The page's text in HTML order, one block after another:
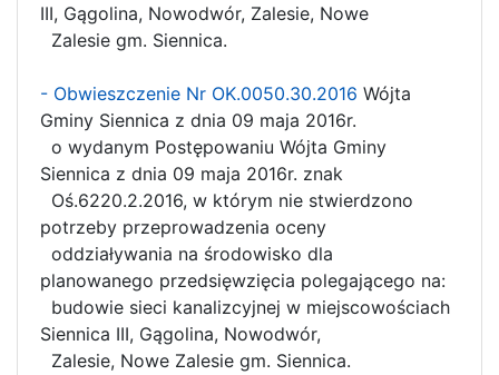
III, Gągolina, Nowodwór, Zalesie, Nowe
Zalesie gm. Siennica.
- Obwieszczenie Nr OK.0050.30.2016 Wójta
Gminy Siennica z dnia 09 maja 2016r.
o wydanym Postępowaniu Wójta Gminy
Siennica z dnia 09 maja 2016r. znak
Oś.6220.2.2016, w którym nie stwierdzono
potrzeby przeprowadzenia oceny
oddziaływania na środowisko dla
planowanego przedsięwzięcia polegającego na:
budowie sieci kanalizcyjnej w miejscowościach
Siennica III, Gągolina, Nowodwór,
Zalesie, Nowe Zalesie gm. Siennica.